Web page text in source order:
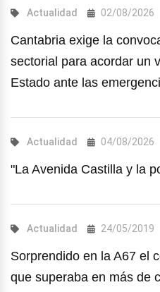
Actualidad 02/08/2026
Cantabria exige la
sectorial para acordar un
Estado ante las
Actualidad 04/08/2026
"La Avenida Castilla y la
Actualidad 24/05/2019
Sorprendido en la A67 el
que superaba en más de